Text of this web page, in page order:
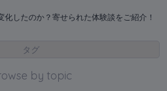
したのか？寄せられた体験談をご紹介！
タグ
by topic